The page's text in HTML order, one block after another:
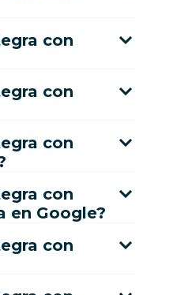
con
con
con
con
en Google?
con